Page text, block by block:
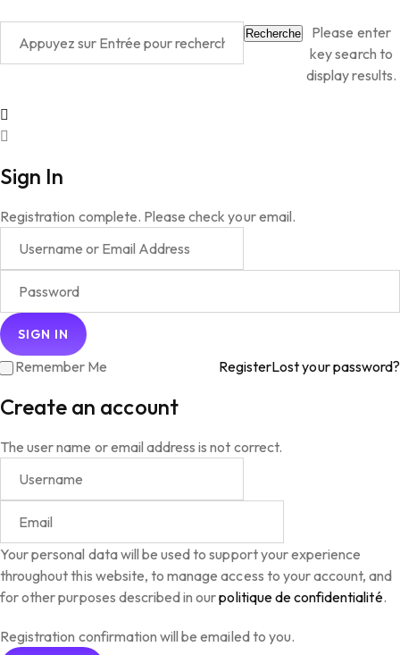
Recherche
Please enter
key search to
display results.
Sign In
Registration complete. Please check your email.
Remember Me RegisterLost your password?
Create an account
The user name or email address is not correct.
Your personal data will be used to support your experience
throughout this website, to manage access to your account, and
for other purposes described in ourpolitique de confidentialité.
Registration confirmation will be emailed to you.